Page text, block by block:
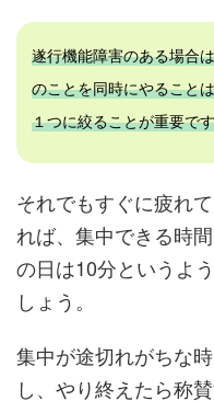
遂行機能障害のある場合
のことを同時にやること
１つに絞ることが重要で
それでもすぐに疲れ
れば、集中できる時
の日は10分というよ
しょう。
集中が途切れがちな
し、やり終えたら称